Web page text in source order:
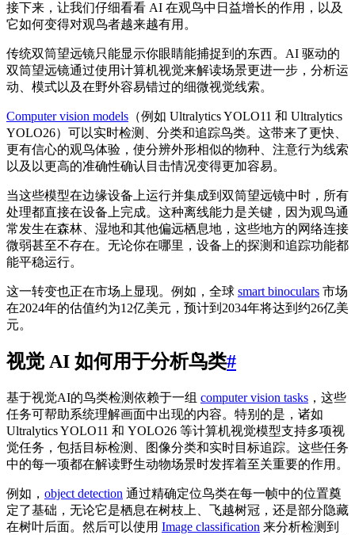
接下来，让我们仔细看看 AI 在观鸟中日益增长的作用，以及
它如何变得对观鸟者越来越有用。
传统双筒望远镜只能显示你眼睛能捕捉到的东西。AI 驱动的
双筒望远镜通过使用计算机视觉来解读场景更进一步，分析运
动、模式以及在野外容易错过的细微视觉线索。
Computer vision models （例如 Ultralytics YOLO11 和 Ultralytics
YOLO26）可以实时检测、分类和追踪鸟类。这带来了更快、
更有信心的观鸟体验，使分辨外形相似的物种、注意行为线索
以及以更高的准确性确认目击情况变得更加容易。
当这些模型在边缘设备上运行并集成到双筒望远镜中时，所有
处理都直接在设备上完成。这种离线能力是关键，因为观鸟通
常发生在森林、湿地和其他偏远栖息地，这些地方的网络连接
微弱甚至不存在。无论你在哪里，设备上的探测和追踪功能都
能平稳运行。
这一转变也正在市场上显现。例如，全球 smart binoculars 市场
在2024年的估值约为12亿美元，预计到2034年将达到约26亿美
元。
视觉 AI 如何用于分析鸟类#
基于视觉AI的鸟类检测依赖于一组 computer vision tasks ，这些
任务可帮助系统理解画面中出现的内容。特别的是，诸如
Ultralytics YOLO11 和 YOLO26 等计算机视觉模型支持多项视
觉任务，包括目标检测、图像分类和实时目标追踪。这些任务
中的每一项都在解读野生动物场景时发挥着至关重要的作用。
例如， object detection 通过精确定位鸟类在每一帧中的位置奠
定了基础，无论它是栖息在树枝上、飞越树冠，还是部分隐藏
在树叶后面。然后可以使用 Image classification 来分析检测到